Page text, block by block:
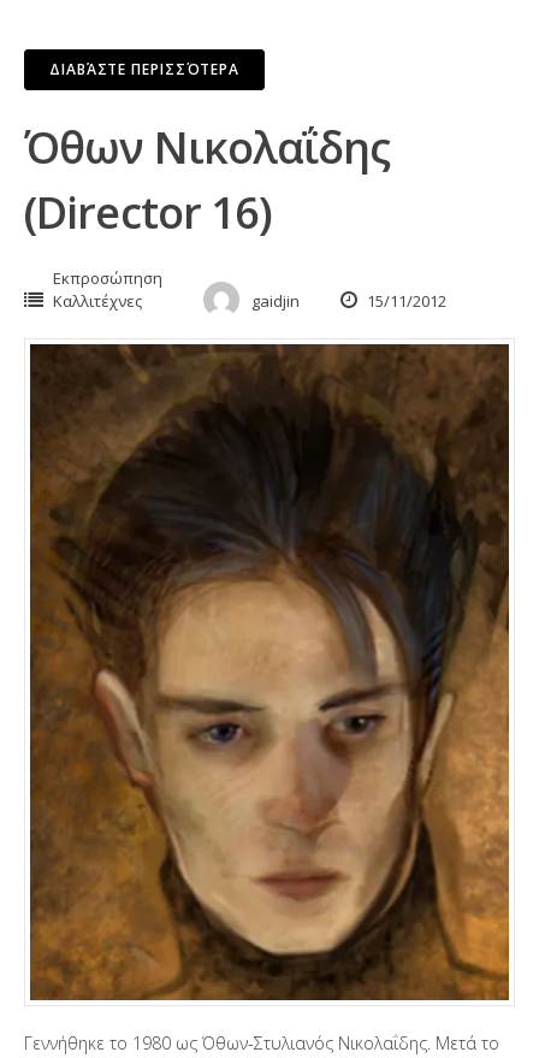
ΔΙΑΒΆΣΤΕ ΠΕΡΙΣΣΌΤΕΡΑ
Όθων Νικολαΐδης
(Director 16)
Εκπροσώπηση
Καλλιτέχνες
gaidjin 15/11/2012
Γεννήθηκε το 1980 ως Όθων-Στυλιανός Νικολαΐδης. Μετά το